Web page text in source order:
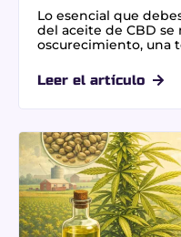
Lo esencial que
del aceite de CBD
oscurecimiento, una
en CBN, reduciendo
Para preservar las
bienestar con flores
calidad.
Leer el artículo